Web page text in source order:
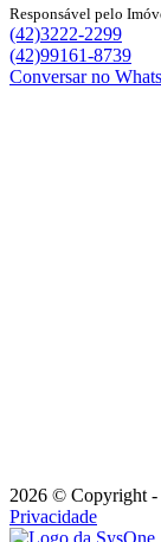
Responsável pelo
(42)3222-2299
(42)99161-8739
Conversar no Whats
2026 © Copyright -
Privacidade